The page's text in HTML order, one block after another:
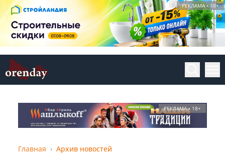
РЕКЛАМА • 18+
РЕКЛАМА • 18+
Главная Архив новостей